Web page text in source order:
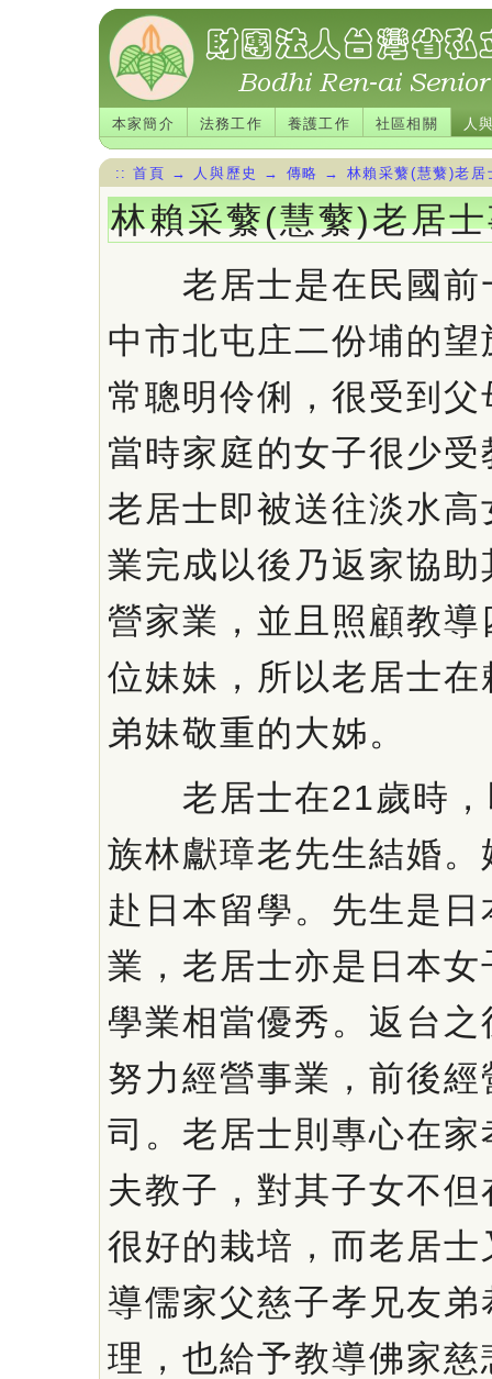
本家簡介 法務工作 養護工作 社區相關 人
::首頁 → 人與歷史 → 傳略 → 林賴采蘩(慧蘩)老居
林賴采蘩(慧蘩)老居
老居士是在民國前
中市北屯庄二份埔的
常聰明伶俐，很受到
當時家庭的女子很少
老居士即被送往淡水
業完成以後乃返家協
營家業，並且照顧教
位妹妹，所以老居士
弟妹敬重的大姊。
老居士在21歲時，
族林獻璋老先生結婚
赴日本留學。先生是
業，老居士亦是日本
學業相當優秀。返台
努力經營事業，前後
司。老居士則專心在
夫教子，對其子女不
很好的栽培，而老居
導儒家父慈子孝兄友
理，也給予教導佛家